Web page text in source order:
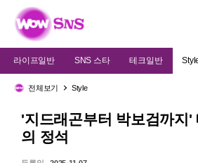
라이프일반 SNS 스타 테크일반
전체보기 Style
'지드래곤부터 박보검까지'
의 정석